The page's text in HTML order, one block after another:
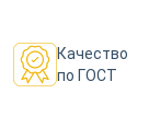
Качество
по ГОСТ